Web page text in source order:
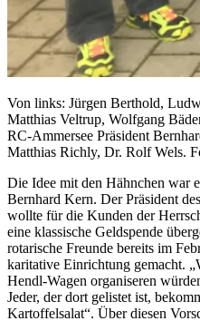
Von links: Jürgen Berthold,
Matthias Veltrup, Wolfgang
RC-Ammersee Präsident
Matthias Richly, Dr. Rolf Wels.
Die Idee mit den Hähnchen war
Bernhard Kern. Der Präsident
wollte für die Kunden der
eine klassische Geldspende
rotarische Freunde bereits im
karitative Einrichtung gemacht.
Hendl-Wagen organiseren
Jeder, der dort gelistet ist,
Kartoffelsalat“. Über diesen